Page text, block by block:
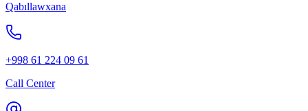
Qabıllawxana
+998 61 224 09 61
Call Center